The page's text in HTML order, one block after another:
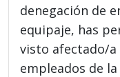
denegación de
equipaje, has
visto afectado/a
empleados de